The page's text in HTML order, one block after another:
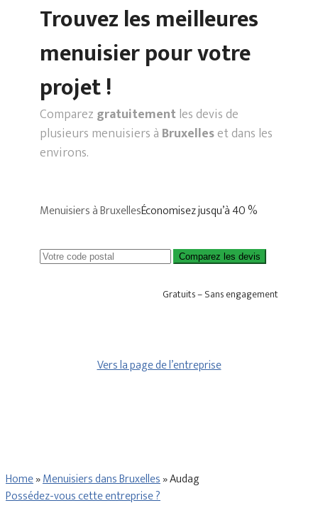
Trouvez les meilleures
menuisier pour votre
projet !
Comparez gratuitementles devis de
plusieurs menuisiers à Bruxelleset dans les
environs.
Menuisiers à BruxellesÉconomisez jusqu’à 40 %
Comparez les devis
Gratuits – Sans engagement
Vers la page de l’entreprise
Home»Menuisiers dans Bruxelles»Audag
Possédez-vous cette entreprise ?